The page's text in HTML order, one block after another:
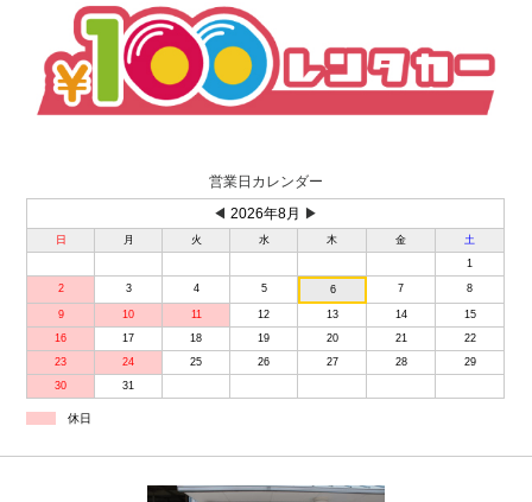
営業日カレンダー
◀ 2026年8月 ▶
日 月 火 水 木 金
土
1
2 3 4 5 6 7 8
9 10 11 12 13 14
15
16
17 18 19 20 21
22
23
24 25 26 27 28
29
30
31
休日